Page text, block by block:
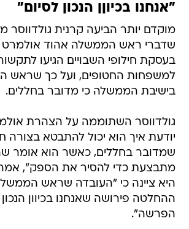
"אנחנו בכיוןן הנכון לסיום"
מוקדם יותר הביעה קרנית גולדווסר
שדברי ראש הממשלה אהוד אולמרט
בעסקת חילופי השבויים הגיעו
למשפחות החטופים, ועל כך שראש
בישיבת הממשלה כי מדובר בחללים.
גולדווסר השתוממה על הצהרת
יודעת איך הוא יכול להתבטא
שמדובר בחללים, כאשר הוא אומר
מתבצעת כדי להסיר את הספק",
היא ציינה כי "העובדה שראש
ההחלטה פירושה שאנחנו בכיוון הנכון
הפרשה".